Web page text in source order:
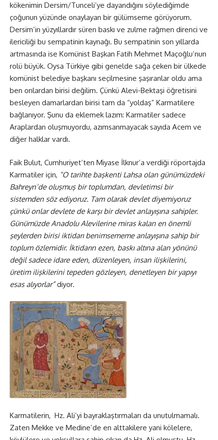
kökenimin Dersim/Tunceli’ye dayandığını söylediğimde
çoğunun yüzünde onaylayan bir gülümseme görüyorum.
Dersim’in yüzyıllardır süren baskı ve zulme rağmen direnci ve
ilericiliği bu sempatinin kaynağı. Bu sempatinin son yıllarda
artmasında ise Komünist Başkan Fatih Mehmet Maçoğlu’nun
rolü büyük. Oysa Türkiye gibi genelde sağa çeken bir ülkede
komünist belediye başkanı seçilmesine şaşıranlar oldu ama
ben onlardan birisi değilim. Çünkü Alevi-Bektaşi öğretisini
besleyen damarlardan birisi tam da “yoldaş” Karmatilere
bağlanıyor. Şunu da eklemek lazım: Karmatiler sadece
Araplardan oluşmuyordu, azımsanmayacak sayıda Acem ve
diğer halklar vardı.
Faik Bulut, Cumhuriyet’ten Miyase İlknur’a verdiği röportajda
Karmatiler için, “O tarihte başkenti Lahsa olan günümüzdeki
Bahreyn’de oluşmuş bir toplumdan, devletimsi bir
sistemden söz ediyoruz. Tam olarak devlet diyemiyoruz
çünkü onlar devlete de karşı bir devlet anlayışına sahipler.
Günümüzde Anadolu Alevilerine miras kalan en önemli
şeylerden birisi iktidarı benimsememe anlayışına sahip bir
toplum özlemidir. İktidarın ezen, baskı altına alan yönünü
değil sadece idare eden, düzenleyen, insan ilişkilerini,
üretim ilişkilerini tepeden gözleyen, denetleyen bir yapıyı
esas alıyorlar”diyor.
Karmatilerin, Hz. Ali’yi bayraklaştırmaları da unutulmamalı.
Zaten Mekke ve Medine’de en alttakilere yani kölelere,